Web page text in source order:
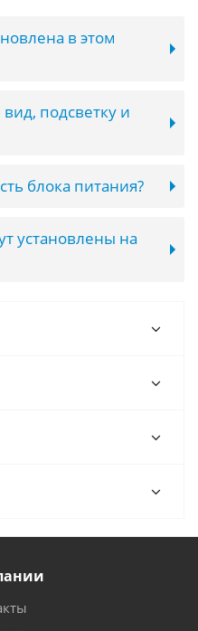
в этом
подсветку и
блока питания?
установлены на